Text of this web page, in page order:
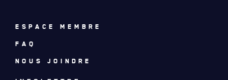
ESPACE MEMBRE
FAQ
NOUS JOINDRE